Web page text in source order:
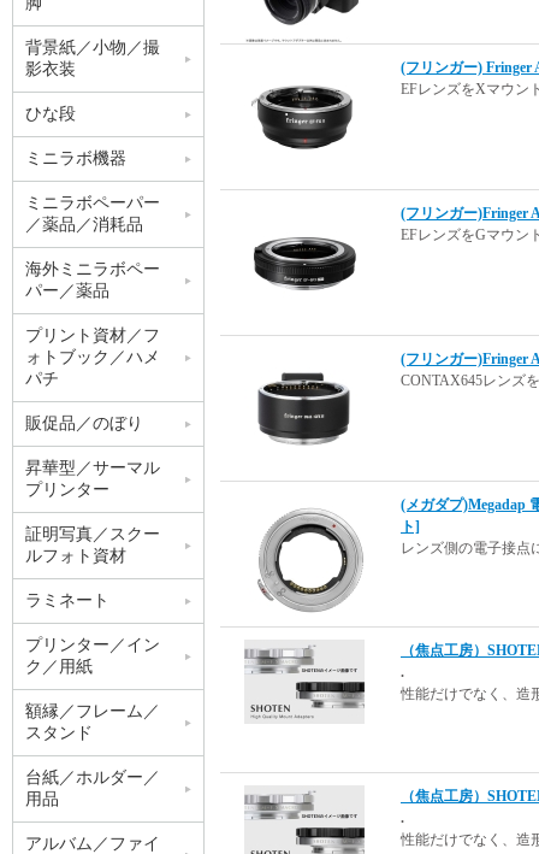
(フリンガー)
EFレンズをXマウン
(フリンガー)Fringer
EFレンズをGマウン
(フリンガー)Fringer
CONTAX645レンズ
(メガダプ)Megadap
ト]
レンズ側の電子接点
（焦点工房）
.
性能だけでなく、造
（焦点工房）
.
性能だけでなく、造
背景紙／小物／撮
影衣装
ひな段
ミニラボ機器
ミニラボペーパー
／薬品／消耗品
海外ミニラボペー
パー／薬品
プリント資材／フ
ォトブック／ハメ
パチ
販促品／のぼり
昇華型／サーマル
プリンター
証明写真／スクー
ルフォト資材
ラミネート
プリンター／イン
ク／用紙
額縁／フレーム／
スタンド
台紙／ホルダー／
用品
アルバム／ファイ